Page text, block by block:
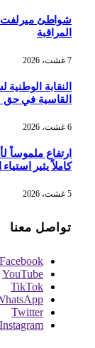
المراقبة
7 غشت، 2026
النقابة
القاسية في حق 5 سائقين
6 غشت، 2026
كاملاً يثير استياء
5 غشت، 2026
تواصل معنا
Facebook
YouTube
TikTok
Twitter
Instagram